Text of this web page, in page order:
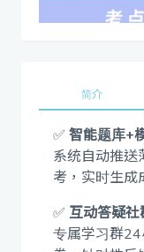
简介
✅ 智能题库+
系统自动推送
考，实时生成
✅ 互动答疑社
专属学习群